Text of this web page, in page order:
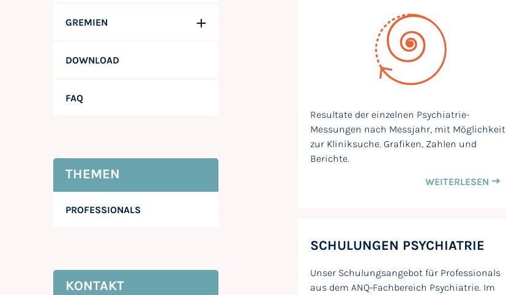
GREMIEN
DOWNLOAD
FAQ
THEMEN
PROFESSIONALS
KONTAKT
Resultate der einzelnen Psychiatrie-
Messungen nach Messjahr, mit Möglichkeit
zur Kliniksuche. Grafiken, Zahlen und
Berichte.
WEITERLESEN
SCHULUNGEN PSYCHIATRIE
Unser Schulungsangebot für Professionals
aus dem ANQ-Fachbereich Psychiatrie. Im